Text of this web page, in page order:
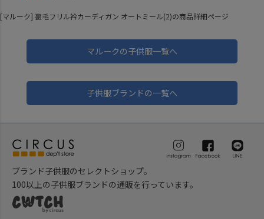
[マルーク] 裏毛フリル衿カーディガン オートミール(2)の商品詳細ページ
マルークの子供服一覧へ
子供服ブランドの一覧へ
ブランド子供服のセレクトショップ。
100以上の子供服ブランドの通販を行っています。